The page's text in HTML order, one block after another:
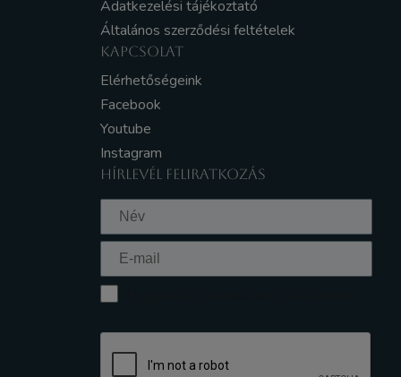
Adatkezelési tájékoztató
Általános szerződési feltételek
KAPCSOLAT
Elérhetőségeink
Facebook
Youtube
Instagram
HÍRLEVÉL FELIRATKOZÁS